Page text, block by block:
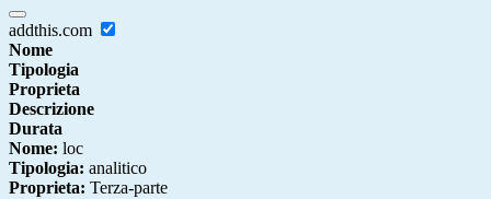
addthis.com
Nome
Tipologia
Proprieta
Descrizione
Durata
Nome: loc
Tipologia: analitico
Proprieta: Terza-parte